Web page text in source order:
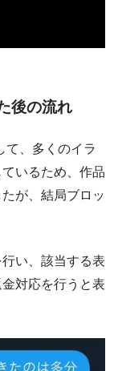
後の流れ
て、多くのイラ
いるため、作品
が、結局ブロッ
い、該当する表
対応を行うと表